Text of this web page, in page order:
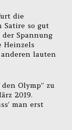
die
Satire so gut
Spannung
Heinzels
lauten
Olymp” zu
2019.
man erst